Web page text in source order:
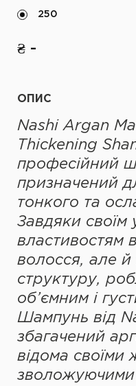
250
₴ -
ОПИС
Nashi Argan
Thickening
професійний
призначений
тонкого та
Завдяки своїм
властивостям
волосся, але й
структуру,
об’ємним і
Шампунь від
збагачений
відома своїми
зволожуючими